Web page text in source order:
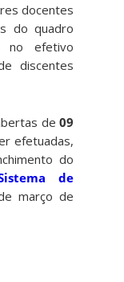
docentes
do quadro
no efetivo
discentes
de09
efetuadas,
do
de
março de